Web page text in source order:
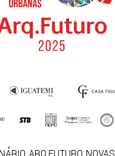
ARQ.FUTURO NOVAS